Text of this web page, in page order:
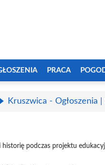
PRACA
Kruszwica - Ogłoszenia
historię podczas projektu